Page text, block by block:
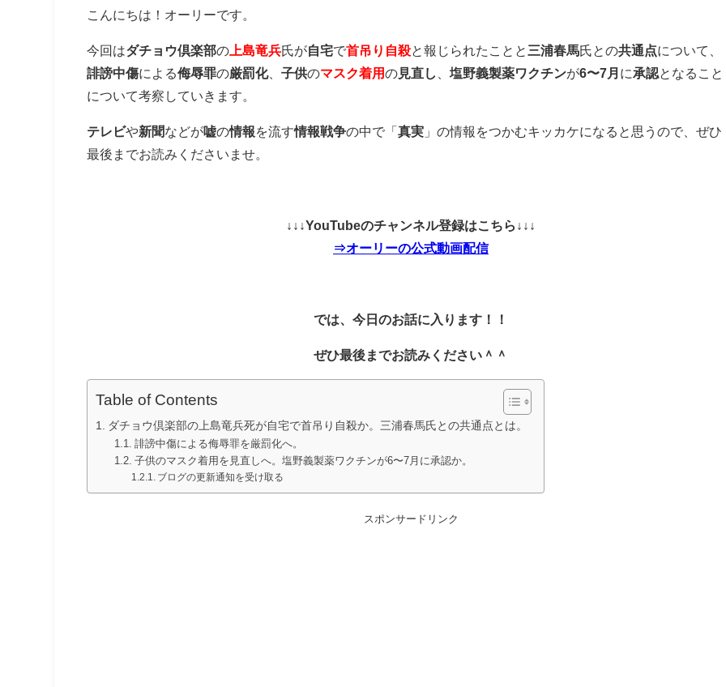
こんにちは！オーリーです。
今回はダチョウ倶楽部の 上島竜兵氏が自宅で首吊り自殺と報じられたことと 三浦春馬氏との共通点について、
誹謗中傷による侮辱罪の厳罰化、子供のマスク着用の見直し 、塩野義製薬ワクチンが6〜7月 に承認となること
について考察していきます。
テレビや新聞などが嘘の情報を流す情報戦争の中で「真実 」の情報をつかむキッカケになると思うので、ぜひ
最後までお読みくださいませ。
↓↓↓YouTubeのチャンネル登録はこちら↓↓↓
⇒オーリーの公式動画配信
では、今日のお話に入ります！！
ぜひ最後までお読みください＾＾
Table of Contents
ダチョウ倶楽部の上島竜兵死が自宅で首吊り自殺か。三浦春馬氏との共通点とは。
誹謗中傷による侮辱罪を厳罰化へ。
子供のマスク着用を見直しへ。塩野義製薬ワクチンが6〜7月に承認か。
ブログの更新通知を受け取る
スポンサードリンク